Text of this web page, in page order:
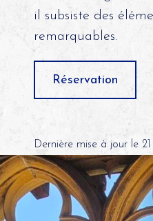
il subsiste des
remarquables.
Réservation
Dernière mise à jour le